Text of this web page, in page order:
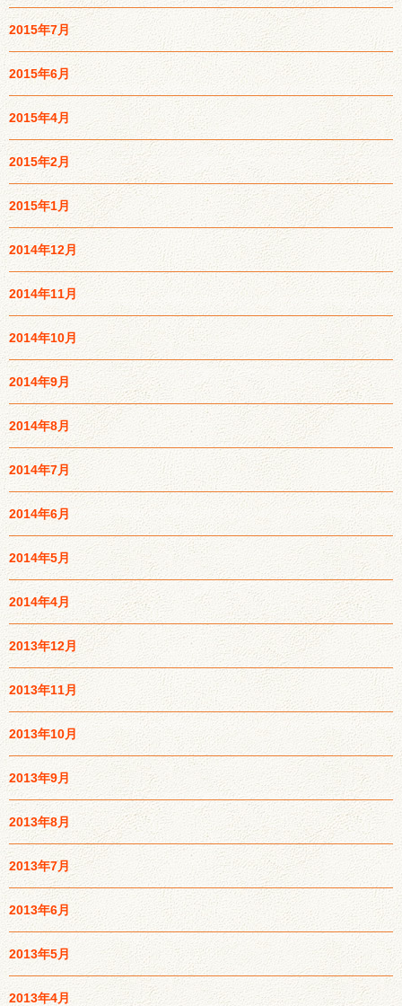
2015年7月
2015年6月
2015年4月
2015年2月
2015年1月
2014年12月
2014年11月
2014年10月
2014年9月
2014年8月
2014年7月
2014年6月
2014年5月
2014年4月
2013年12月
2013年11月
2013年10月
2013年9月
2013年8月
2013年7月
2013年6月
2013年5月
2013年4月